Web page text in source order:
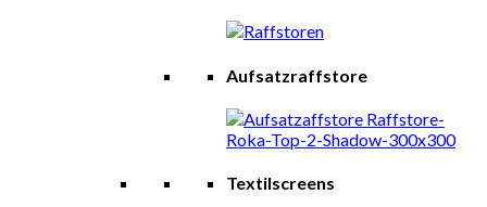
Aufsatzraffstore
Textilscreens